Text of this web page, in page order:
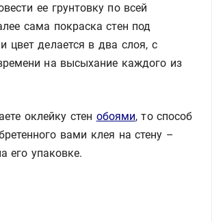
ее грунтовку по всей
сама покраска стен под
цвет делается в два слоя, с
на высыхание каждого из
оклейку стен обоями, то способ
вами клея на стену –
его упаковке.